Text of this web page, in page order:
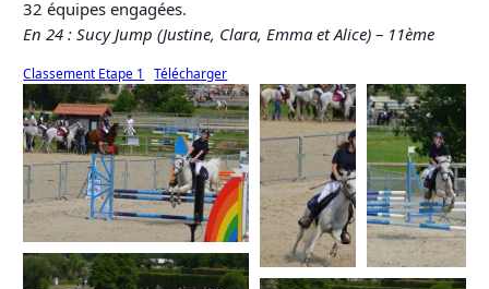
32 équipes engagées.
En 24 : Sucy Jump (Justine, Clara, Emma et Alice) – 11ème
Classement Etape 1 Télécharger